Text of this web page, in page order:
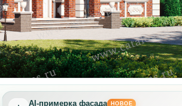
AI-примерка фасада НОВОЕ